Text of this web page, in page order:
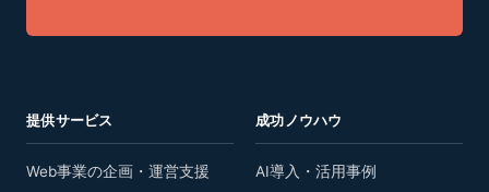
提供サービス
Web事業の企画・運営支援
成功ノウハウ
AI導入・活用事例